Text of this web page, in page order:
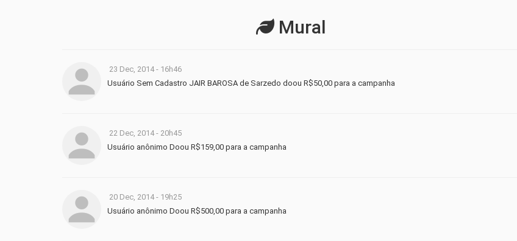
Mural
23 Dec, 2014 - 16h46
Usuário Sem Cadastro JAIR BAROSA de Sarzedo doou R$50,00 para a campanha
22 Dec, 2014 - 20h45
Usuário anônimo Doou R$159,00 para a campanha
20 Dec, 2014 - 19h25
Usuário anônimo Doou R$500,00 para a campanha